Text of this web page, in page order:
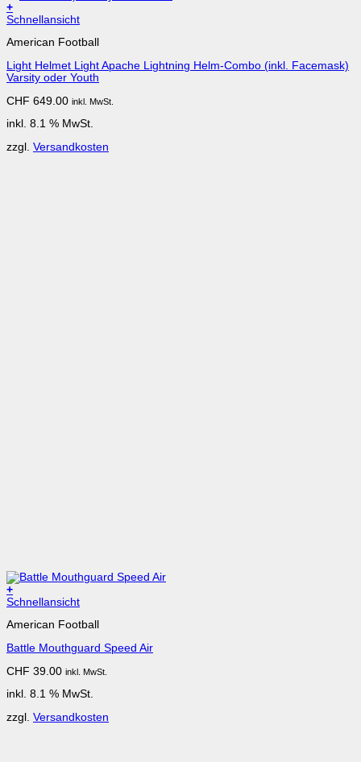
+
Schnellansicht
American Football
Light Helmet Light Apache Lightning Helm-Combo (inkl. Facemask)
Varsity oder Youth
CHF 649.00 inkl. MwSt.
inkl. 8.1 % MwSt.
zzgl. Versandkosten
+
Schnellansicht
American Football
Battle Mouthguard Speed Air
CHF 39.00 inkl. MwSt.
inkl. 8.1 % MwSt.
zzgl. Versandkosten